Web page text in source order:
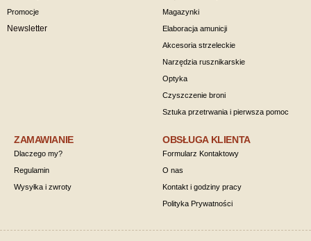
Promocje
Newsletter
Magazynki
Elaboracja amunicji
Akcesoria strzeleckie
Narzędzia rusznikarskie
Optyka
Czyszczenie broni
Sztuka przetrwania i pierwsza pomoc
ZAMAWIANIE
Dlaczego my?
Regulamin
Wysyłka i zwroty
OBSŁUGA KLIENTA
Formularz Kontaktowy
O nas
Kontakt i godziny pracy
Polityka Prywatności